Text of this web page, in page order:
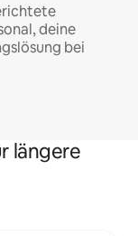
deine
bei
längere